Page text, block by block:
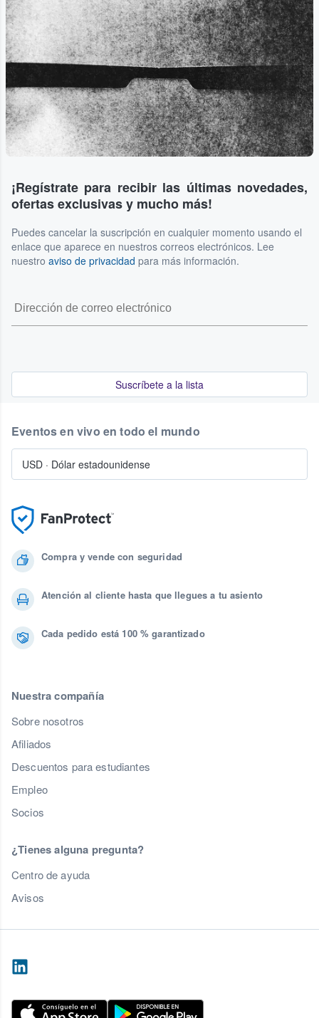
¡Regístrate para recibir las últimas novedades,
ofertas exclusivas y mucho más!
Puedes cancelar la suscripción en cualquier momento usando el
enlace que aparece en nuestros correos electrónicos. Lee
nuestro aviso de privacidad para más información.
Suscríbete a la lista
Compra y vende con seguridad
Atención al cliente hasta que llegues a tu asiento
Cada pedido está 100 % garantizado
Nuestra compañía
Sobre nosotros
Afiliados
Descuentos para estudiantes
Empleo
Socios
¿Tienes alguna pregunta?
Centro de ayuda
Avisos
Eventos en vivo en todo el mundo
USD · Dólar estadounidense